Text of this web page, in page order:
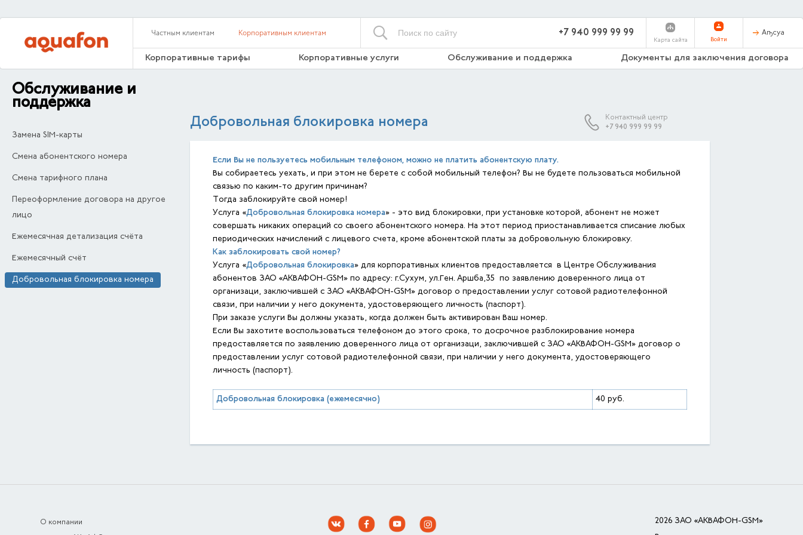
Частным клиентам Корпоративным клиентам +7 940 999 99 99
Карта сайта Войти
Аҧсуа
Корпоративные тарифы Корпоративные услуги Обслуживание и поддержка Документы для заключения договора
Обслуживание и
поддержка
Замена SIM-карты
Смена абонентского номера
Смена тарифного плана
Переоформление договора на другое
лицо
Ежемесячная детализация счёта
Ежемесячный счёт
Добровольная блокировка номера
Добровольная блокировка номера
Контактный центр
+7 940 999 99 99
Если Вы не пользуетесь мобильным телефоном, можно не платить абонентскую плату.
Вы собираетесь уехать, и при этом не берете с собой мобильный телефон? Вы не будете пользоваться мобильной
связью по каким-то другим причинам?
Тогда заблокируйте свой номер!
Услуга «Добровольная блокировка номера» - это вид блокировки, при установке которой, абонент не может
совершать никаких операций со своего абонентского номера. На этот период приостанавливается списание любых
периодических начислений с лицевого счета, кроме абонентской платы за добровольную блокировку.
Как заблокировать свой номер?
Услуга «Добровольная блокировка» для корпоративных клиентов предоставляется в Центре Обслуживания
абонентов ЗАО «АКВАФОН-GSM» по адресу: г.Сухум, ул.Ген. Аршба,35 по заявлению доверенного лица от
организаци, заключившей с ЗАО «АКВАФОН-GSM» договор о предоставлении услуг сотовой радиотелефонной
связи, при наличии у него документа, удостоверяющего личность (паспорт).
При заказе услуги Вы должны указать, когда должен быть активирован Ваш номер.
Если Вы захотите воспользоваться телефоном до этого срока, то досрочное разблокирование номера
предоставляется по заявлению доверенного лица от организаци, заключившей с ЗАО «АКВАФОН-GSM» договор о
предоставлении услуг сотовой радиотелефонной связи, при наличии у него документа, удостоверяющего
личность (паспорт).
Добровольная блокировка (ежемесячно) 40 руб.
О компании
2026 ЗАО «АКВАФОН-GSM»